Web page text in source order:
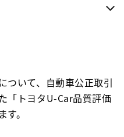
ついて、自動車公正取引
「トヨタU-Car品質評価
。